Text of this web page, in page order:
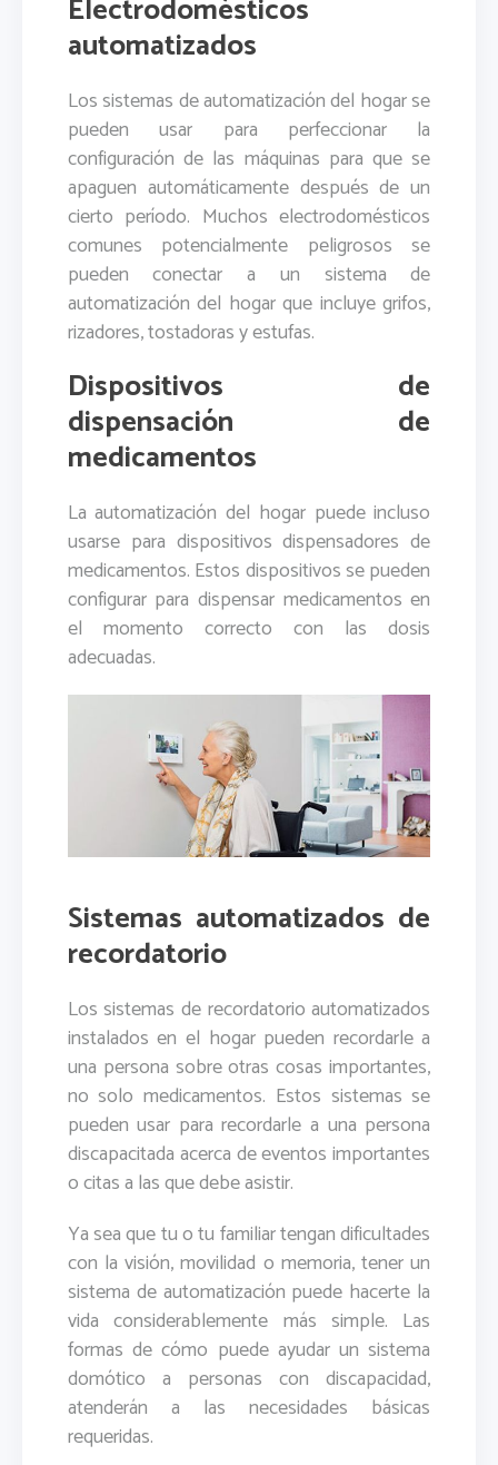
Electrodomésticos
automatizados
Los sistemas de automatización del hogar se
pueden usar para perfeccionar la
configuración de las máquinas para que se
apaguen automáticamente después de un
cierto período. Muchos electrodomésticos
comunes potencialmente peligrosos se
pueden conectar a un sistema de
automatización del hogar que incluye grifos,
rizadores, tostadoras y estufas.
Dispositivos de
dispensación de
medicamentos
La automatización del hogar puede incluso
usarse para dispositivos dispensadores de
medicamentos. Estos dispositivos se pueden
configurar para dispensar medicamentos en
el momento correcto con las dosis
adecuadas.
Sistemas automatizados de
recordatorio
Los sistemas de recordatorio automatizados
instalados en el hogar pueden recordarle a
una persona sobre otras cosas importantes,
no solo medicamentos. Estos sistemas se
pueden usar para recordarle a una persona
discapacitada acerca de eventos importantes
o citas a las que debe asistir.
Ya sea que tu o tu familiar tengan dificultades
con la visión, movilidad o memoria, tener un
sistema de automatización puede hacerte la
vida considerablemente más simple. Las
formas de cómo puede ayudar un sistema
domótico a personas con discapacidad,
atenderán a las necesidades básicas
requeridas.